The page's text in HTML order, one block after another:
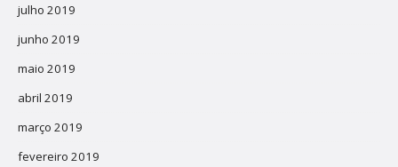
julho 2019
junho 2019
maio 2019
abril 2019
março 2019
fevereiro 2019